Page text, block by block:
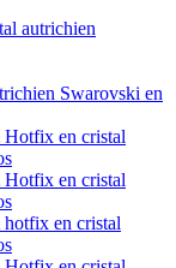
autrichien
Swarovski en
Hotfix en cristal
Hotfix en cristal
hotfix en cristal